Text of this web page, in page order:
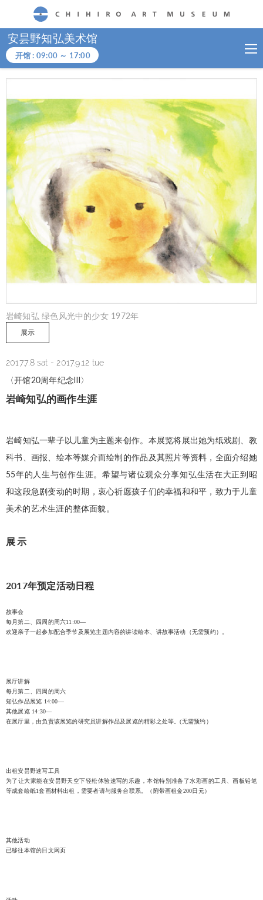
CHIHIRO ART MUSEUM
安昙野知弘美术馆
开馆 : 09:00 ～ 17:00
岩崎知弘 绿色风光中的少女 1972年
展示
2017.7.8 sat - 2017.9.12 tue
〈开馆20周年纪念Ⅲ〉
岩崎知弘的画作生涯
岩崎知弘一辈子以儿童为主题来创作。本展览将展出她为纸戏剧、教
科书、画报、绘本等媒介而绘制的作品及其照片等资料，全面介绍她
55年的人生与创作生涯。希望与诸位观众分享知弘生活在大正到昭
和这段急剧变动的时期，衷心祈愿孩子们的幸福和和平，致力于儿童
美术的艺术生涯的整体面貌。
展示
2017年预定活动日程
故事会
每月第二、四周的周六11:00―
欢迎亲子一起参加配合季节及展览主题内容的讲读绘本、讲故事活动（无需预约）。
展厅讲解
每月第二、四周的周六
知弘作品展览 14:00―
其他展览 14:30―
在展厅里，由负责该展览的研究员讲解作品及展览的精彩之处等。(无需预约）
出租安昙野速写工具
为了让大家能在安昙野天空下轻松体验速写的乐趣，本馆特别准备了水彩画的工具、画板铅笔
等成套绘纸1套画材料出租，需要者请与服务台联系。（附带画租金200日元）
其他活动
已移往本馆的日文网页